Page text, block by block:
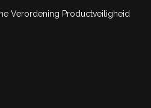
Verordening Productveiligheid